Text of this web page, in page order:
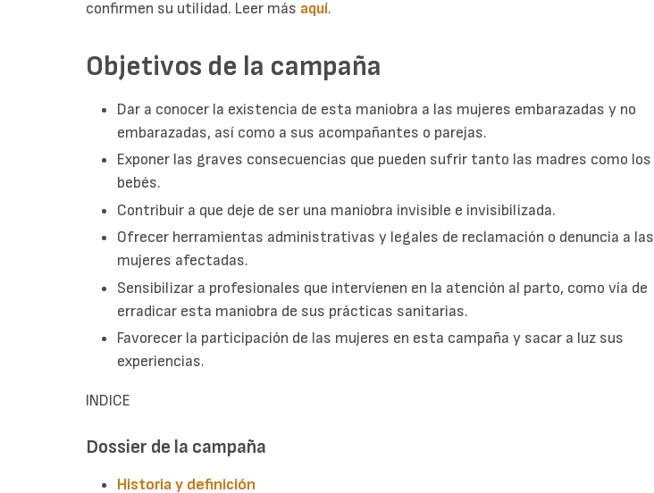
confirmen su utilidad. Leer más aquí.
Objetivos de la campaña
Dar a conocer la existencia de esta maniobra a las mujeres embarazadas y no
embarazadas, así como a sus acompañantes o parejas.
Exponer las graves consecuencias que pueden sufrir tanto las madres como los
bebés.
Contribuir a que deje de ser una maniobra invisible e invisibilizada.
Ofrecer herramientas administrativas y legales de reclamación o denuncia a las
mujeres afectadas.
Sensibilizar a profesionales que intervienen en la atención al parto, como vía de
erradicar esta maniobra de sus prácticas sanitarias.
Favorecer la participación de las mujeres en esta campaña y sacar a luz sus
experiencias.
INDICE
Dossier de la campaña
Historia y definición